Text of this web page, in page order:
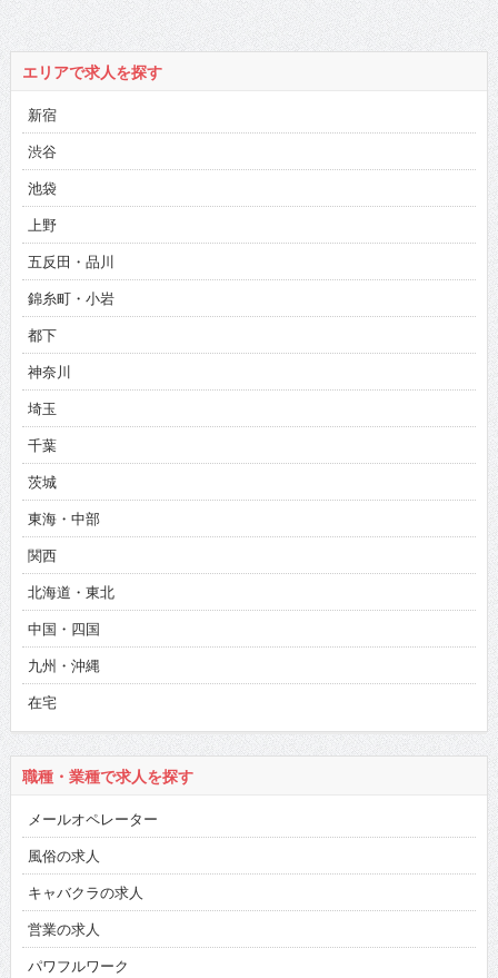
エリアで求人を探す
新宿
渋谷
池袋
上野
五反田・品川
錦糸町・小岩
都下
神奈川
埼玉
千葉
茨城
東海・中部
関西
北海道・東北
中国・四国
九州・沖縄
在宅
職種・業種で求人を探す
メールオペレーター
風俗の求人
キャバクラの求人
営業の求人
パワフルワーク